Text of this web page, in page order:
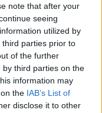
note that after your
seeing
utilized by
parties prior to
of the further
third parties on the
information may
the IAB’s List of
disclose it to other
Olbia
reale?
di